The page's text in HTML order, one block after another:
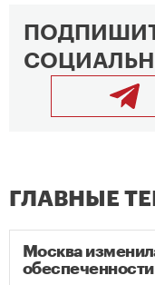
ГЛАВНЫЕ
Москва